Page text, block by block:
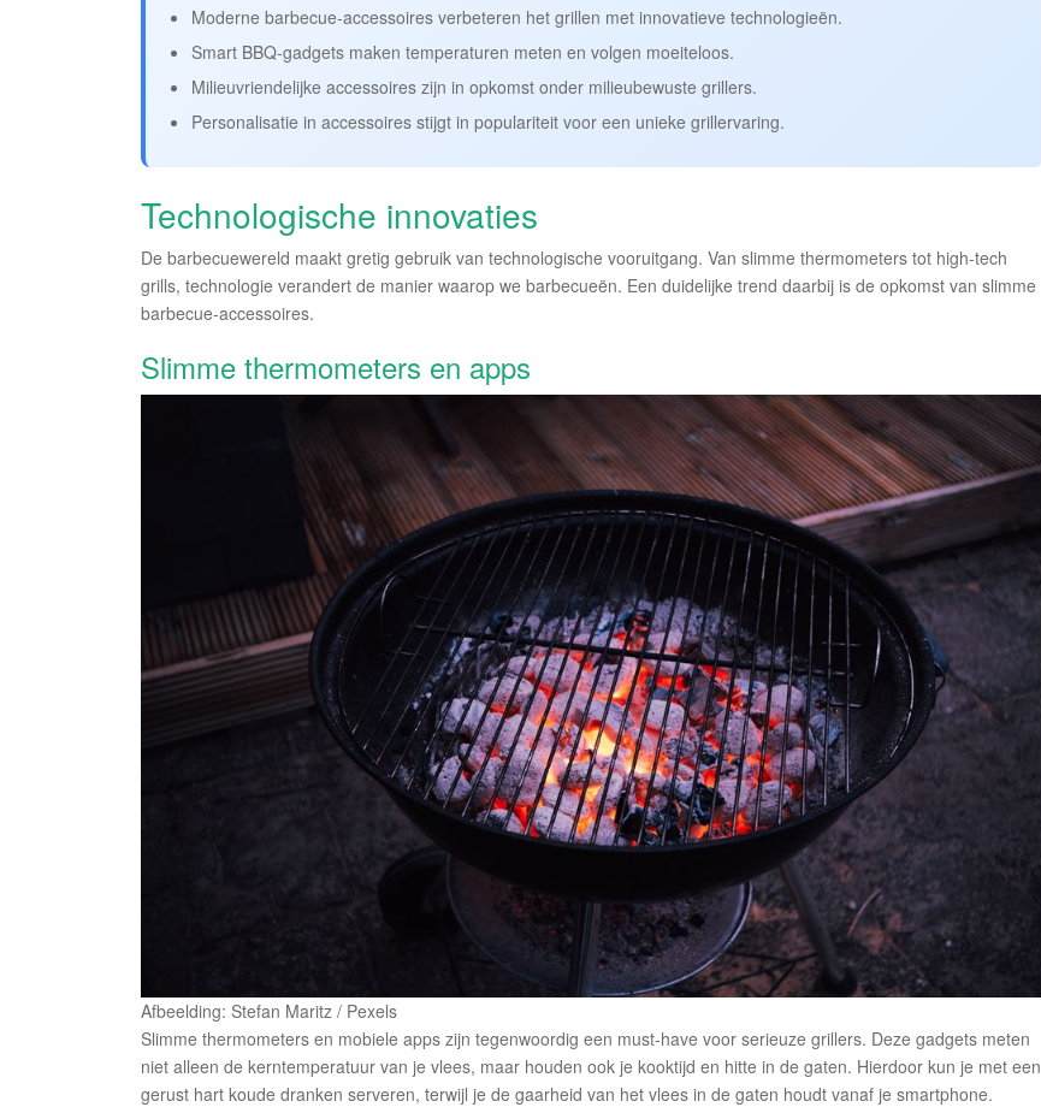
Moderne barbecue-accessoires verbeteren het grillen met innovatieve technologieën.
Smart BBQ-gadgets maken temperaturen meten en volgen moeiteloos.
Milieuvriendelijke accessoires zijn in opkomst onder milieubewuste grillers.
Personalisatie in accessoires stijgt in populariteit voor een unieke grillervaring.
Technologische innovaties
De barbecuewereld maakt gretig gebruik van technologische vooruitgang. Van slimme thermometers tot high-tech
grills, technologie verandert de manier waarop we barbecueën. Een duidelijke trend daarbij is de opkomst van slimme
barbecue-accessoires.
Slimme thermometers en apps
Afbeelding: Stefan Maritz / Pexels
Slimme thermometers en mobiele apps zijn tegenwoordig een must-have voor serieuze grillers. Deze gadgets meten
niet alleen de kerntemperatuur van je vlees, maar houden ook je kooktijd en hitte in de gaten. Hierdoor kun je met een
gerust hart koude dranken serveren, terwijl je de gaarheid van het vlees in de gaten houdt vanaf je smartphone.